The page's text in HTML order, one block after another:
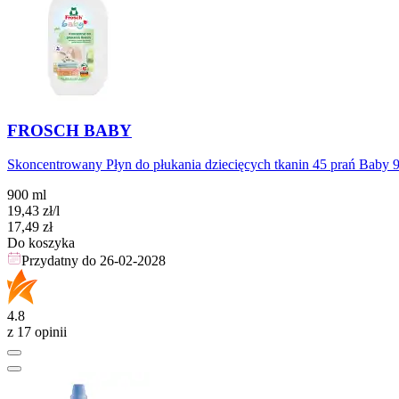
FROSCH BABY
Skoncentrowany Płyn do płukania dziecięcych tkanin 45 prań Baby
900 ml
19,43 zł/l
Cena
17,49 zł
Do koszyka
Przydatny do 26-02-2028
4.8
z 17 opinii